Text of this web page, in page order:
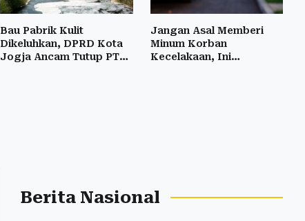
Bau Pabrik Kulit
Dikeluhkan, DPRD Kota
Jogja Ancam Tutup PT
Jangan Asal Memberi
Minum Korban
Kecelakaan, Ini
Berita Nasional